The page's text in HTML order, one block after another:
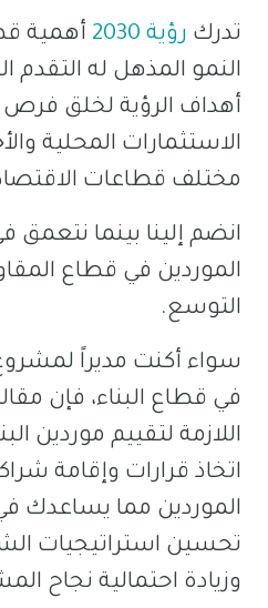
تدرك رؤية 2030
أهمية
النمو المذهل له التقدم
أهداف الرؤية لخلق
الاستثمارات المحلية
مختلف قطاعات
انضم إلينا بينما نتعمق
الموردين في قطاع
التوسع.
سواء أكنت مديراً
في قطاع البناء، فإن
اللازمة لتقييم موردين
اتخاذ قرارات وإقامة
الموردين مما يساعدك
تحسين استراتيجيات
وزيادة احتمالية نجاح